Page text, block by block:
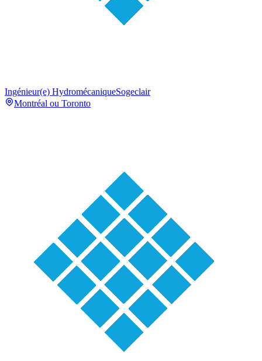
Ingénieur(e) HydromécaniqueSogeclair
Montréal ou Toronto